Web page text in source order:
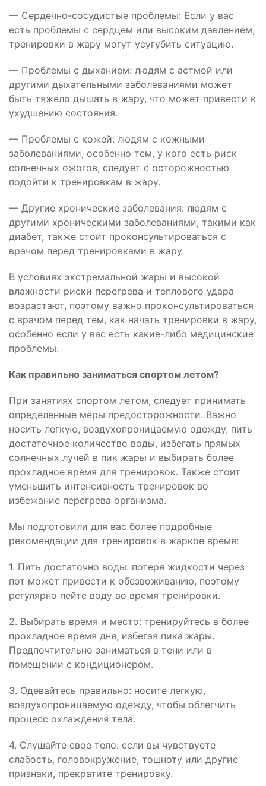
— Сердечно-сосудистые проблемы: Если у вас
есть проблемы с сердцем или высоким давлением,
тренировки в жару могут усугубить ситуацию.
— Проблемы с дыханием: людям с астмой или
другими дыхательными заболеваниями может
быть тяжело дышать в жару, что может привести к
ухудшению состояния.
— Проблемы с кожей: людям с кожными
заболеваниями, особенно тем, у кого есть риск
солнечных ожогов, следует с осторожностью
подойти к тренировкам в жару.
— Другие хронические заболевания: людям с
другими хроническими заболеваниями, такими как
диабет, также стоит проконсультироваться с
врачом перед тренировками в жару.
В условиях экстремальной жары и высокой
влажности риски перегрева и теплового удара
возрастают, поэтому важно проконсультироваться
с врачом перед тем, как начать тренировки в жару,
особенно если у вас есть какие-либо медицинские
проблемы.
Как правильно заниматься спортом летом?
При занятиях спортом летом, следует принимать
определенные меры предосторожности. Важно
носить легкую, воздухопроницаемую одежду, пить
достаточное количество воды, избегать прямых
солнечных лучей в пик жары и выбирать более
прохладное время для тренировок. Также стоит
уменьшить интенсивность тренировок во
избежание перегрева организма.
Мы подготовили для вас более подробные
рекомендации для тренировок в жаркое время:
1. Пить достаточно воды: потеря жидкости через
пот может привести к обезвоживанию, поэтому
регулярно пейте воду во время тренировки.
2. Выбирать время и место: тренируйтесь в более
прохладное время дня, избегая пика жары.
Предпочтительно заниматься в тени или в
помещении с кондиционером.
3. Одевайтесь правильно: носите легкую,
воздухопроницаемую одежду, чтобы облегчить
процесс охлаждения тела.
4. Слушайте свое тело: если вы чувствуете
слабость, головокружение, тошноту или другие
признаки, прекратите тренировку.